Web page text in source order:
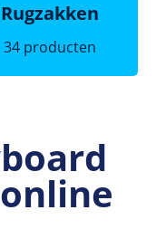
Rugzakken
34 producten